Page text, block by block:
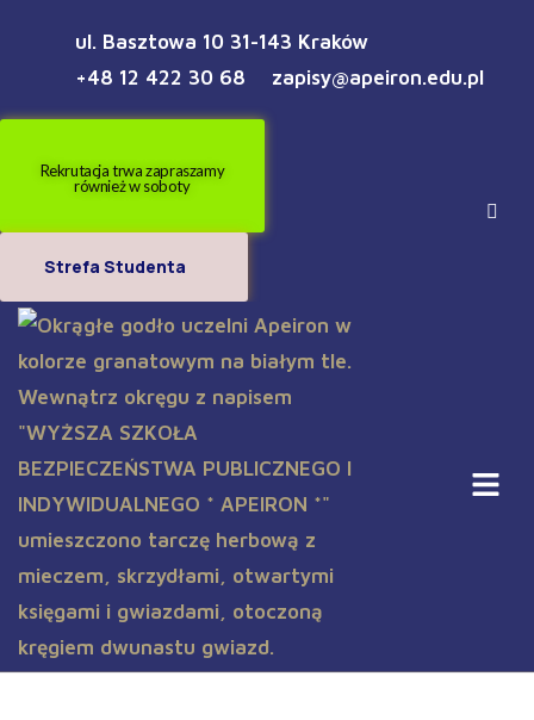
ul. Basztowa 10 31-143 Kraków
+48 12 422 30 68
zapisy@apeiron.edu.pl
Rekrutacja trwa zapraszamy
również w soboty
Strefa Studenta